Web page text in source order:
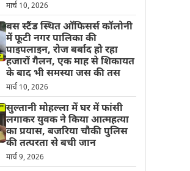
मार्च 10, 2026
बस स्टैंड स्थित ऑफिसर्स कॉलोनी
में फूटी नगर पालिका की
पाइपलाइन, रोज बर्बाद हो रहा
हजारों गैलन, एक माह से शिकायत
के बाद भी समस्या जस की तस
मार्च 10, 2026
सुल्तानी मोहल्ला में घर में फांसी
लगाकर युवक ने किया आत्महत्या
का प्रयास, बजरिया चौकी पुलिस
की तत्परता से बची जान
मार्च 9, 2026